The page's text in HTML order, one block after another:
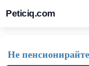
Peticiq.com
Не